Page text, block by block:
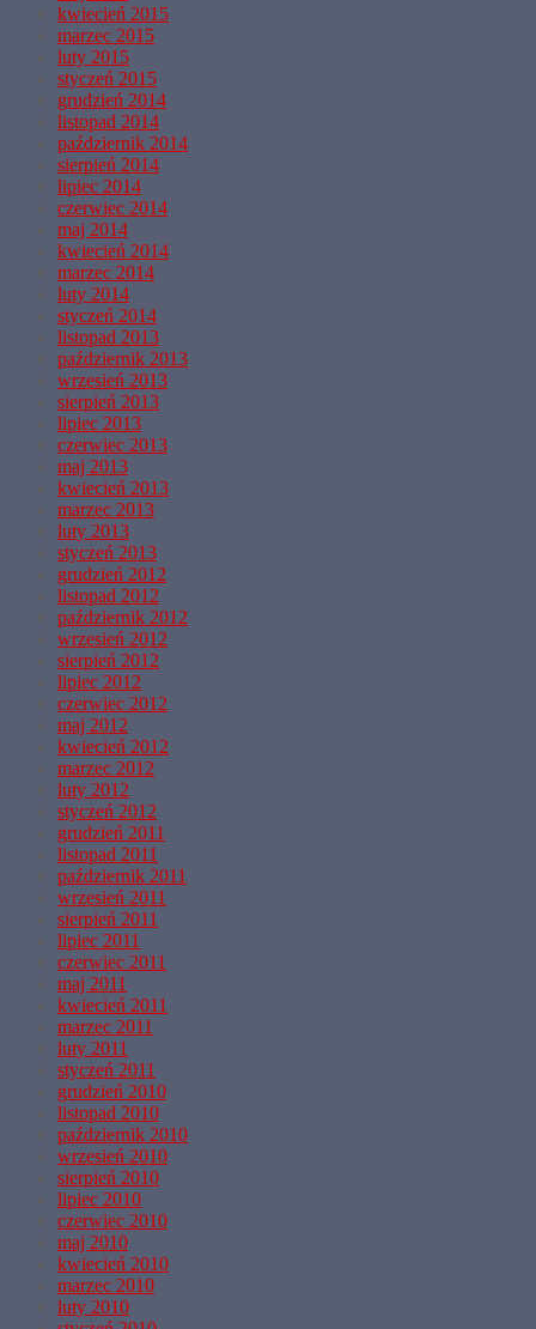
kwiecień 2015
marzec 2015
luty 2015
styczeń 2015
grudzień 2014
listopad 2014
październik 2014
sierpień 2014
lipiec 2014
czerwiec 2014
maj 2014
kwiecień 2014
marzec 2014
luty 2014
styczeń 2014
listopad 2013
październik 2013
wrzesień 2013
sierpień 2013
lipiec 2013
czerwiec 2013
maj 2013
kwiecień 2013
marzec 2013
luty 2013
styczeń 2013
grudzień 2012
listopad 2012
październik 2012
wrzesień 2012
sierpień 2012
lipiec 2012
czerwiec 2012
maj 2012
kwiecień 2012
marzec 2012
luty 2012
styczeń 2012
grudzień 2011
listopad 2011
październik 2011
wrzesień 2011
sierpień 2011
lipiec 2011
czerwiec 2011
maj 2011
kwiecień 2011
marzec 2011
luty 2011
styczeń 2011
grudzień 2010
listopad 2010
październik 2010
wrzesień 2010
sierpień 2010
lipiec 2010
czerwiec 2010
maj 2010
kwiecień 2010
marzec 2010
luty 2010